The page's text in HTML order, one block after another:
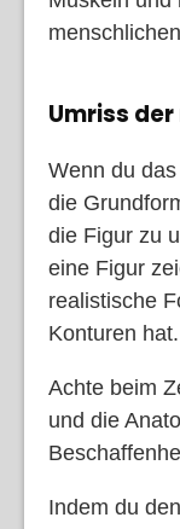
Umriss
Wenn du
die
die Figur zu
eine Figur
realistische
Konturen hat.
Achte beim
und die
Indem du